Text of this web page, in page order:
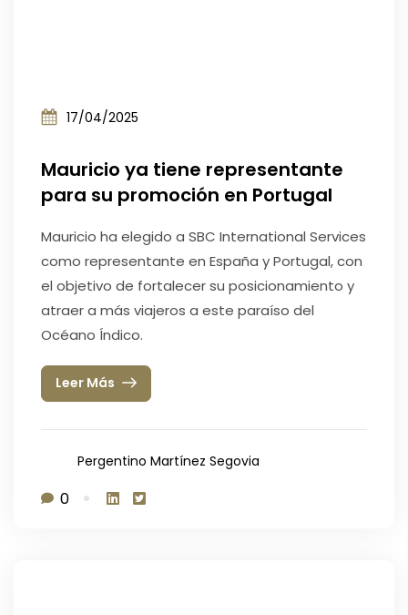
17/04/2025
Mauricio ya tiene representante
para su promoción en Portugal
Mauricio ha elegido a SBC International Services
como representante en España y Portugal, con
el objetivo de fortalecer su posicionamiento y
atraer a más viajeros a este paraíso del
Océano Índico.
Leer Más
Pergentino Martínez Segovia
0